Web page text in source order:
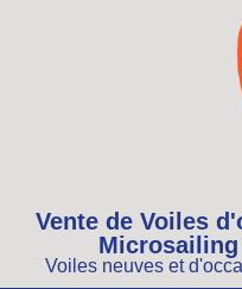
Vente de Voiles
Voiles neuves et